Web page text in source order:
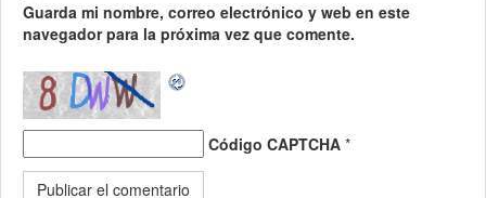
Guarda mi nombre, correo electrónico y web en este
navegador para la próxima vez que comente.
Código CAPTCHA *